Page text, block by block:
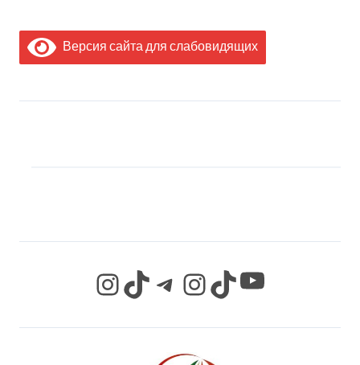
Версия сайта для слабовидящих
InstagramTikTok Telegram InstagramTikTok YouTube